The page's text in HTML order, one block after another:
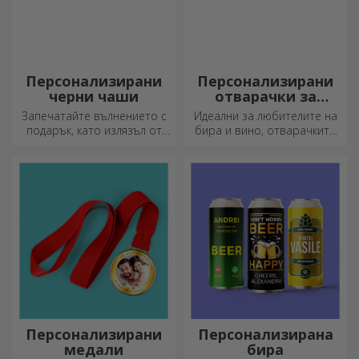
Плакати за стена
Открийте нашата колекция
от стенни постери,
професионално
отпечатани, за да
преобразят всяко
дизайни, ярки цветове и
първокласно качество –
идеални за добавяне на
Персонализирани
подаръци с вашите
графики
Приемаме всякакъв вид
графики, независимо дали
са снимки, текст или и двете.
:) Сега можете да получите
подаръка, който искате!